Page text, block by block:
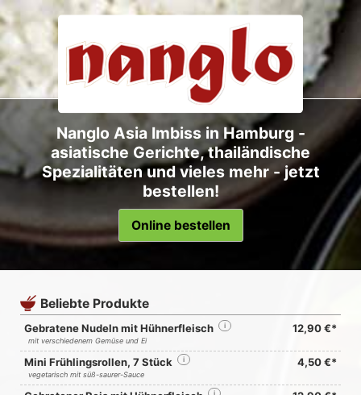
Nanglo Asia Imbiss in Hamburg -
asiatische Gerichte, thailändische
Spezialitäten und vieles mehr - jetzt
bestellen!
Online bestellen
Beliebte Produkte
Gebratene Nudeln mit Hühnerfleisch i 12,90 €*
mit verschiedenem Gemüse und Ei
Mini Frühlingsrollen, 7 Stück i 4,50 €*
vegetarisch mit süß-saurer-Sauce